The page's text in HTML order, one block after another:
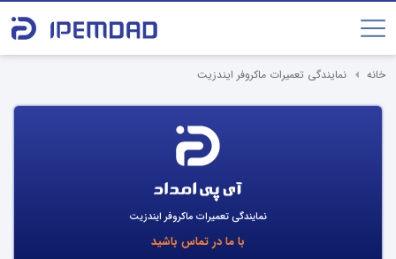
خانه نمایندگی تعمیرات ماکروفر ایندزیت
نمایندگی تعمیرات ماکروفر ایندزیت
با ما در تماس باشید